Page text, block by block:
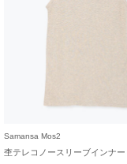
Samansa Mos2
杢テレコノースリーブインナー